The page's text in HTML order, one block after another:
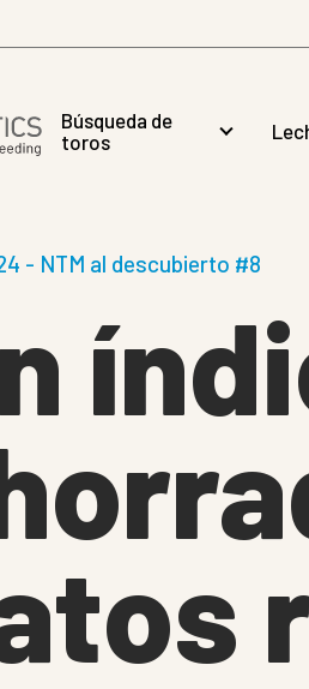
Búsqueda de
toros
- NTM al descubierto #8